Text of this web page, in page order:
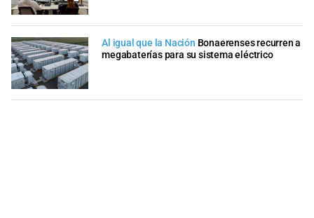
Al igual que la Nación Bonaerenses recurren a
megabaterías para su sistema eléctrico